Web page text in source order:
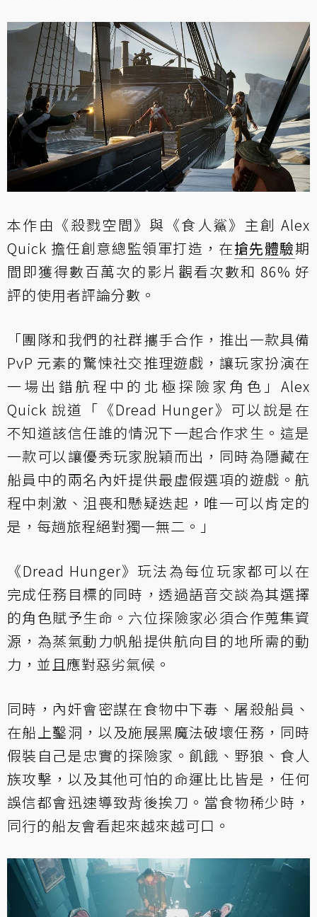
本作由《殺戮空間》與《食人鯊》主創 Alex
Quick 擔任創意總監領軍打造，在搶先體驗期
間即獲得數百萬次的影片觀看次數和 86% 好
評的使用者評論分數。
「團隊和我們的社群攜手合作，推出一款具備
PvP 元素的驚悚社交推理遊戲，讓玩家扮演在
一場出錯航程中的北極探險家角色」Alex
Quick 說道「《Dread Hunger》可以說是在
不知道該信任誰的情況下一起合作求生。這是
一款可以讓優秀玩家脫穎而出，同時為隱藏在
船員中的兩名內奸提供最虛假選項的遊戲。航
程中刺激、沮喪和懸疑迭起，唯一可以肯定的
是，每趟旅程絕對獨一無二。」
《Dread Hunger》玩法為每位玩家都可以在
完成任務目標的同時，透過語音交談為其選擇
的角色賦予生命。六位探險家必須合作蒐集資
源，為蒸氣動力帆船提供航向目的地所需的動
力，並且應對惡劣氣候。
同時，內奸會密謀在食物中下毒、屠殺船員、
在船上鑿洞，以及施展黑魔法破壞任務，同時
假裝自己是忠實的探險家。飢餓、野狼、食人
族攻擊，以及其他可怕的命運比比皆是，任何
誤信都會迅速導致背後挨刀。當食物稀少時，
同行的船友會看起來越來越可口。